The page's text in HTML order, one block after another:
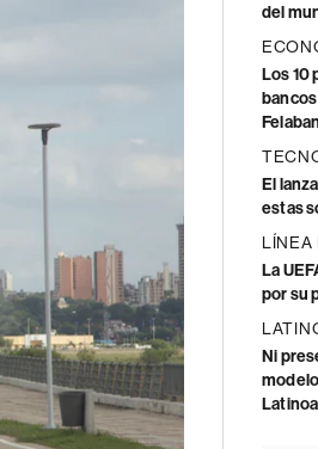
del
Los 10
El
estas
LÍNEA
La
por su
Ni